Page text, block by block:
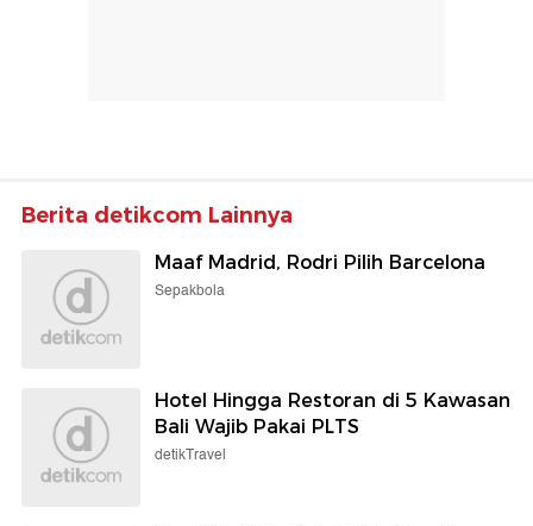
Berita detikcom Lainnya
Maaf Madrid, Rodri Pilih Barcelona
Sepakbola
Hotel Hingga Restoran di 5 Kawasan
Bali Wajib Pakai PLTS
detikTravel